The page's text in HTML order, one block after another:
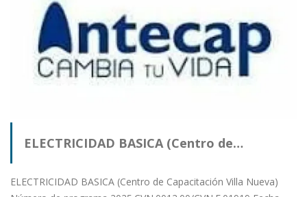
ELECTRICIDAD BASICA (Centro de…
ELECTRICIDAD BASICA (Centro de Capacitación Villa Nueva)